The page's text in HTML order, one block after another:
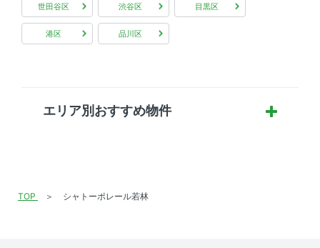
世田谷区 渋谷区 目黒区
港区 品川区
エリア別おすすめ物件
TOP シャトーポレール若林